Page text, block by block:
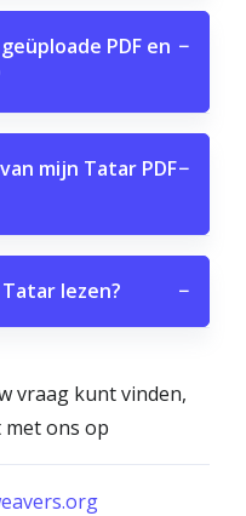
PDF en −
mijn Tatar PDF−
lezen? −
vraag kunt vinden,
met ons op